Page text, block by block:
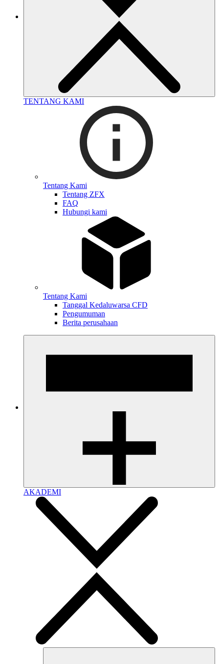
TENTANG KAMI
Tentang Kami
Tentang ZFX
FAQ
Hubungi kami
Tentang Kami
Tanggal Kedaluwarsa CFD
Pengumuman
Berita perusahaan
AKADEMI